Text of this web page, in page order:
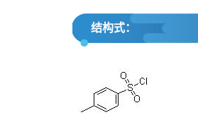
结构式：